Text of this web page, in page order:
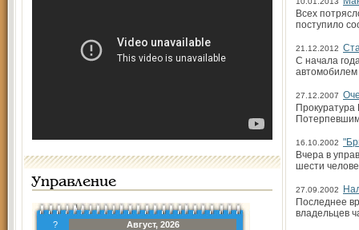
Управление
?
Август, 2026
Всех
поступило
21.12.2012
С начала
автомобилем
27.12.2007
Потерпевшим
16.10.2002
Вчера в
шести
27.09.2002
Последнее
владельцев